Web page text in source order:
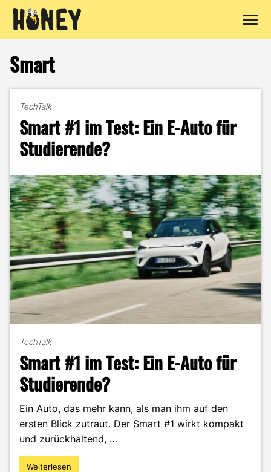
Inhalt
springen
Smart
TechTalk
Smart #1 im Test: Ein E-Auto für
Studierende?
TechTalk
Smart #1 im Test: Ein E-Auto für
Studierende?
Ein Auto, das mehr kann, als man ihm auf den
ersten Blick zutraut. Der Smart #1 wirkt kompakt
und zurückhaltend, …
"Smart
Weiterlesen